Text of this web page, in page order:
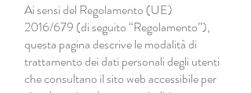
Ai sensi del Regolamento (UE)
2016/679 (di seguito “Regolamento”),
questa pagina descrive le modalità di
trattamento dei dati personali degli utenti
che consultano il sito web accessibile per